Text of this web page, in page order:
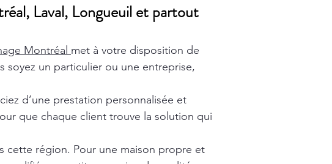
Laval, Longueuil et partout
Montréal met à votre disposition de
soyez un particulier ou une entreprise,
d’une prestation personnalisée et
que chaque client trouve la solution qui
cette région. Pour une maison propre et